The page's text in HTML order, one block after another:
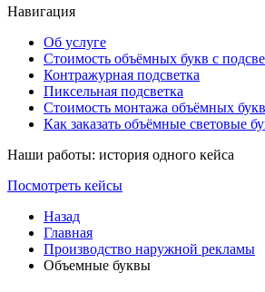
Навигация
Об услуге
Стоимость объёмных букв с
Контражурная подсветка
Пиксельная подсветка
Стоимость монтажа объёмных букв
Как заказать объёмные световые
Наши работы: история одного кейса
Посмотреть кейсы
Назад
Главная
Производство наружной рекламы
Объемные буквы